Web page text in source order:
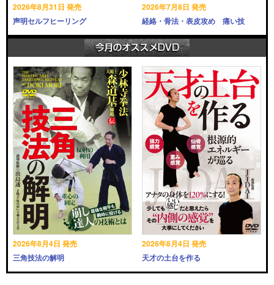
2026年8月31日 発売
声明セルフヒーリング
2026年7月8日 発売
経絡・骨法・表皮攻め 痛い技
2026年8月4日 発売
三角技法の解明
2026年8月4日 発売
天才の土台を作る